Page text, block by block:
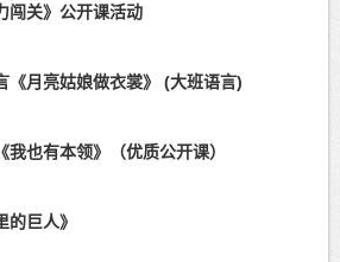
闯关》公开课活动
《月亮姑娘做衣裳》 (大班语言)
也有本领》（优质公开课）
巨人》